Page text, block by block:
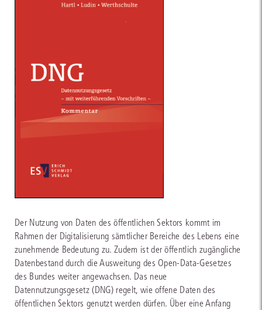
Der Nutzung von Daten des öffentlichen Sektors kommt im
Rahmen der Digitalisierung sämtlicher Bereiche des Lebens eine
zunehmende Bedeutung zu. Zudem ist der öffentlich zugängliche
Datenbestand durch die Ausweitung des Open-Data-Gesetzes
des Bundes weiter angewachsen. Das neue
Datennutzungsgesetz (DNG) regelt, wie offene Daten des
öffentlichen Sektors genutzt werden dürfen. Über eine Anfang